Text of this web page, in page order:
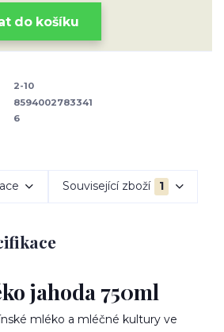
do košíku
2-10
8594002783341
6
Související zboží 1
jahoda 750ml
mléko a mléčné kultury ve